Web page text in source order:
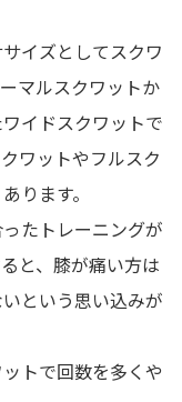
イズとしてスクワ
マルスクワットか
イドスクワットで
ワットやフルスク
ります。
たトレーニングが
と、膝が痛い方は
という思い込みが
トで回数を多くや